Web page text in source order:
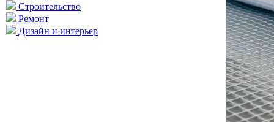
Строительство
Ремонт
Дизайн и интерьер